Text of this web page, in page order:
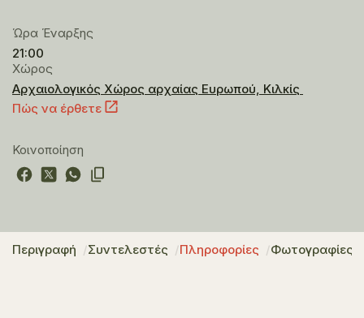
Ώρα Έναρξης
21:00
Χώρος
Αρχαιολογικός Χώρος αρχαίας Ευρωπού, Κιλκίς
Πώς να έρθετε
Κοινοποίηση
Περιγραφή Συντελεστές Πληροφορίες Φωτογραφίες